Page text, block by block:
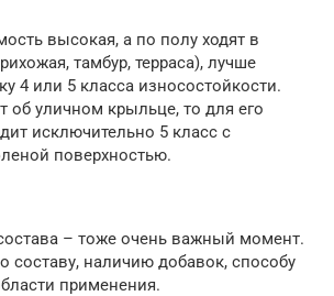
высокая, а по полу ходят в
тамбур, терраса), лучше
4 или 5 класса износостойкости.
об уличном крыльце, то для его
исключительно 5 класс с
поверхностью.
– тоже очень важный момент.
составу, наличию добавок, способу
применения.